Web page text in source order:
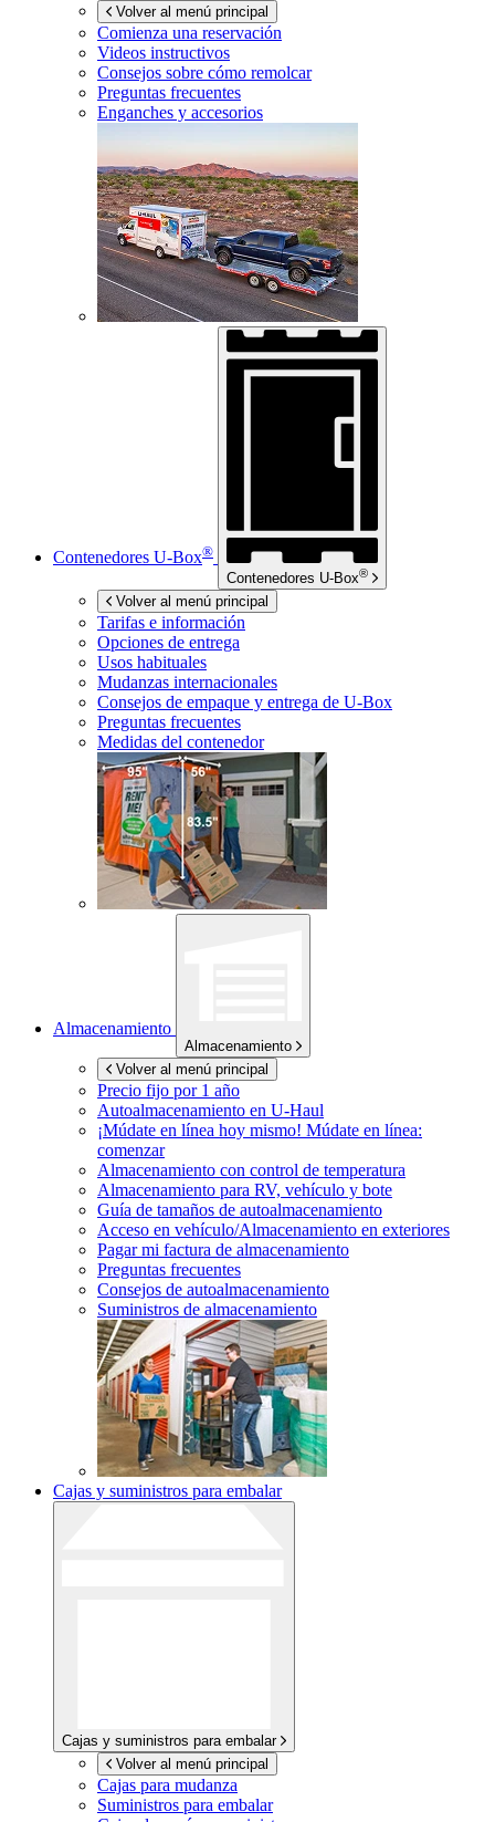
Volver al menú principal
Comienza una reservación
Videos instructivos
Consejos sobre cómo remolcar
Preguntas frecuentes
Enganches y accesorios
Contenedores U-Box®
Contenedores U-Box®
Volver al menú principal
Tarifas e información
Opciones de entrega
Usos habituales
Mudanzas internacionales
Consejos de empaque y entrega de U-Box
Preguntas frecuentes
Medidas del contenedor
Almacenamiento
Almacenamiento
Volver al menú principal
Precio fijo por 1 año
Autoalmacenamiento en U-Haul
¡Múdate en línea hoy mismo! Múdate en línea:
comenzar
Almacenamiento con control de temperatura
Almacenamiento para RV, vehículo y bote
Guía de tamaños de autoalmacenamiento
Acceso en vehículo/Almacenamiento en exteriores
Pagar mi factura de almacenamiento
Preguntas frecuentes
Consejos de autoalmacenamiento
Suministros de almacenamiento
Cajas y suministros para embalar
Cajas y suministros para embalar
Volver al menú principal
Cajas para mudanza
Suministros para embalar